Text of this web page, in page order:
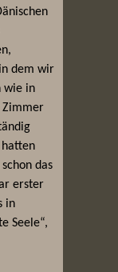
dem wir
wie in
Zimmer
hatten
das
erster
in
Seele“,